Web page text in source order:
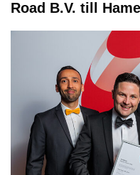
Road B.V. till